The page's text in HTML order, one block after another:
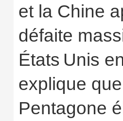
et la Chine
défaite
États Unis
explique
Pentagone